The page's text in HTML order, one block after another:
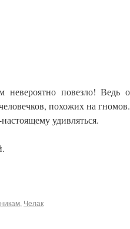
повезло! Ведь
похожих на
удивляться.
, Челак